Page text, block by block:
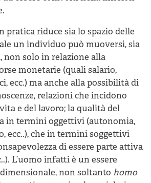
pratica riduce sia lo spazio delle
un individuo può muoversi, sia
non solo in relazione alla
monetarie (quali salario,
ecc.) ma anche alla possibilità di
relazioni che incidono
e del lavoro; la qualità del
in termini oggettivi (autonomia,
ecc..), che in termini soggettivi
di essere parte attiva
L’uomo infatti è un essere
non soltanto homo